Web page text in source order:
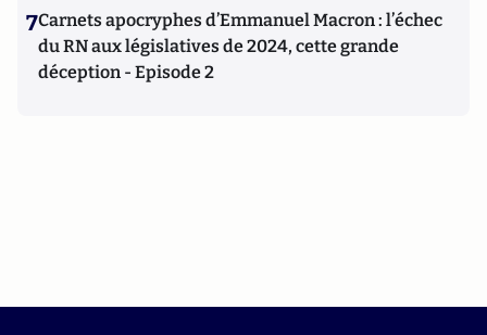
7Carnets apocryphes d’Emmanuel Macron : l’échec
du RN aux législatives de 2024, cette grande
déception - Episode 2